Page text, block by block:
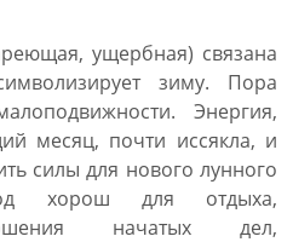
ущербная) связана
зиму. Пора
Энергия,
месяц, почти иссякла, и
силы для нового лунного
хорош для отдыха,
начатых дел,